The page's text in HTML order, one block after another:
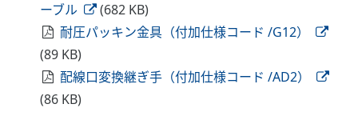
ーブル
(682 KB)
耐圧パッキン金具（付加仕様コード /G12）
(89 KB)
配線口変換継ぎ手（付加仕様コード /AD2）
(86 KB)